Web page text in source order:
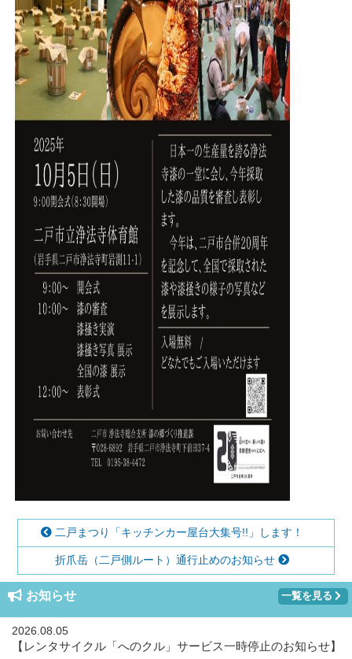
二戸まつり「キッチンカー屋台大集号!!」します！
折爪岳（二戸側ルート）通行止めのお知らせ
お知らせ 一覧を見る
2026.08.05
【レンタサイクル「へのクル」サービス一時停止のお知らせ】